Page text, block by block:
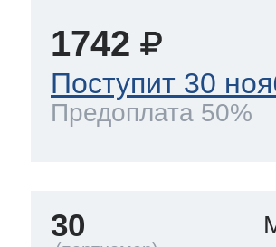
1742
Поступит 30
Предоплата 50%
30